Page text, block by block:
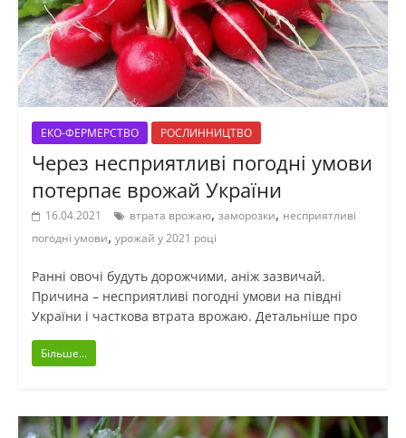
ЕКО-ФЕРМЕРСТВО РОСЛИННИЦТВО
Через несприятливі погодні умови
потерпає врожай України
16.04.2021 втрата врожаю, заморозки, несприятливі
погодні умови, урожай у 2021 році
Ранні овочі будуть дорожчими, аніж зазвичай.
Причина – несприятливі погодні умови на півдні
України і часткова втрата врожаю. Детальніше про
Більше...